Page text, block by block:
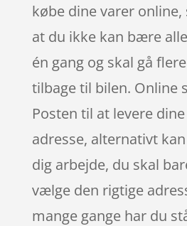
købe dine varer
at du ikke kan bære
én gang og skal gå
tilbage til bilen. Online
Posten til at levere
adresse, alternativt
dig arbejde, du skal
vælge den rigtige
mange gange har du